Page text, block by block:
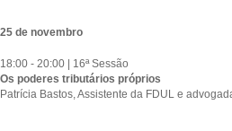
25 de novembro
18:00 - 20:00 | 16ª Sessão
Os poderes tributários próprios
Patrícia Bastos, Assistente da FDUL e